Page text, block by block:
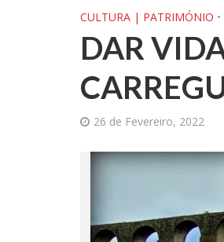
CULTURA | PATRIMÓNIO •
DAR
26 de Fevereiro, 2022